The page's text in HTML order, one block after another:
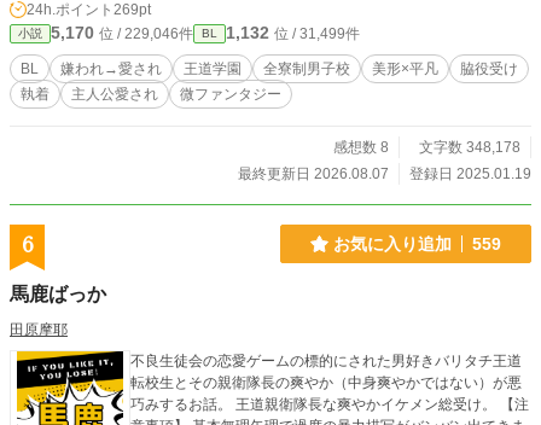
そんな主人を全てのものから護る為、今日も宗介は全方向に
噛み付きながら学生生活を奔走する。 これは、天才の影に隠
れたとるに足らない凡人が、凡人なりに走り続けて少しずつ
認められ愛されていく話。 2025.10.30 第13回ＢＬ大賞に参
加しています。応援していただけると嬉しいです。 ※王道学
が大勢に好かれています。 ※嫌われ(?)→愛されですが、全員
が従者を愛すわけではありません。 ※呪いとかが平然と存在
いただけますと幸いです。 いいねやコメントは頂けましたら
24h.ポイント 269pt
小説 5,170 位 / 229,046件 BL 1,132 位 / 31,499件
BL 嫌われ→愛され 王道学園 全寮制男子校 美形×平凡
脇役受け
執着
主人公愛され 微ファンタジー
感想数 8
文字数 348,178
最終更新日 2026.08.07
登録日 2025.01.19
6 お気に入り追加 559
馬鹿ばっか
田原摩耶
不良生徒会の恋愛ゲームの標的にされた男好きバリタチ王道
転校生とその親衛隊長の爽やか（中身爽やかではない）が悪
巧みするお話。 王道親衛隊長な爽やかイケメン総受け。 【注